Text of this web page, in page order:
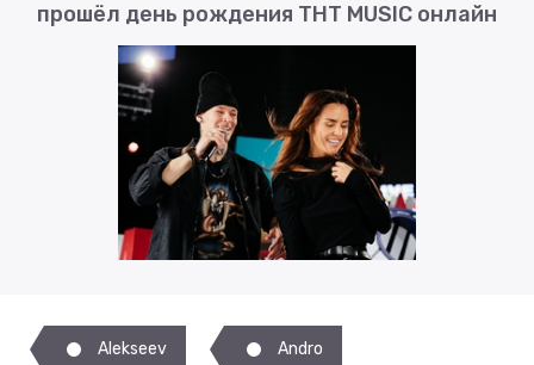
прошёл день рождения ТНТ MUSIC онлайн
Alekseev Andro